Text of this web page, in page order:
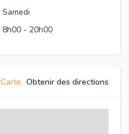
Samedi
8h00 - 20h00
Carte Obtenir des directions